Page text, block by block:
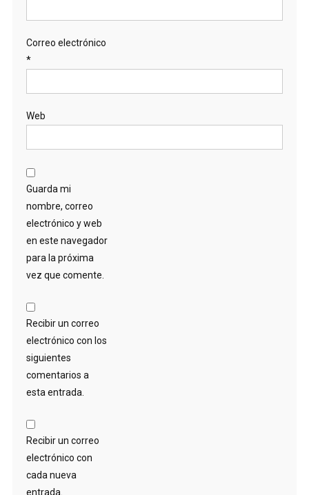
Correo electrónico
*
Web
Guarda mi
nombre, correo
electrónico y web
en este navegador
para la próxima
vez que comente.
Recibir un correo
electrónico con los
siguientes
comentarios a
esta entrada.
Recibir un correo
electrónico con
cada nueva
entrada.